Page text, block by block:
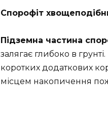
Спорофіт
Підземна частина
залягає глибоко в
коротких додаткових
місцем накопичення